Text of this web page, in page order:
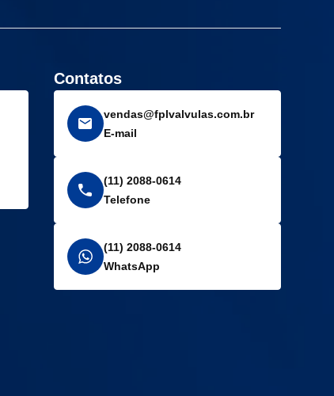
Contatos
vendas@fplvalvulas.com.br
E-mail
(11) 2088-0614
Telefone
(11) 2088-0614
WhatsApp